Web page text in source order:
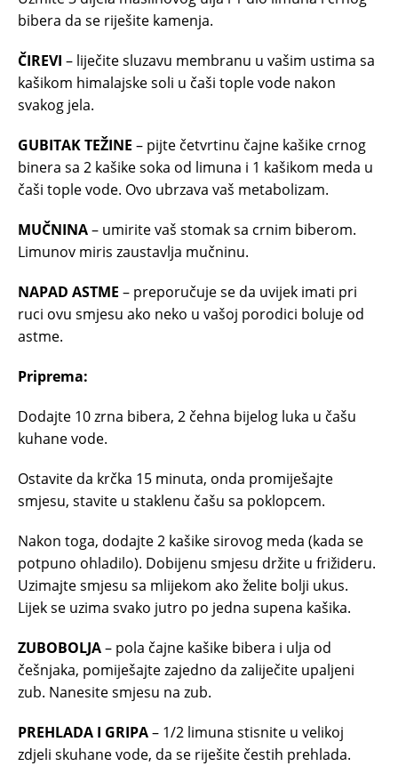
bibera da se riješite kamenja.
ČIREVI – liječite sluzavu membranu u vašim ustima sa
kašikom himalajske soli u čaši tople vode nakon
svakog jela.
GUBITAK TEŽINE – pijte četvrtinu čajne kašike crnog
binera sa 2 kašike soka od limuna i 1 kašikom meda u
čaši tople vode. Ovo ubrzava vaš metabolizam.
MUČNINA– umirite vaš stomak sa crnim biberom.
Limunov miris zaustavlja mučninu.
NAPAD ASTME – preporučuje se da uvijek imati pri
ruci ovu smjesu ako neko u vašoj porodici boluje od
astme.
Priprema:
Dodajte 10 zrna bibera, 2 čehna bijelog luka u čašu
kuhane vode.
Ostavite da krčka 15 minuta, onda promiješajte
smjesu, stavite u staklenu čašu sa poklopcem.
Nakon toga, dodajte 2 kašike sirovog meda (kada se
potpuno ohladilo). Dobijenu smjesu držite u frižideru.
Uzimajte smjesu sa mlijekom ako želite bolji ukus.
Lijek se uzima svako jutro po jedna supena kašika.
ZUBOBOLJA– pola čajne kašike bibera i ulja od
češnjaka, pomiješajte zajedno da zaliječite upaljeni
zub. Nanesite smjesu na zub.
PREHLADA I GRIPA– 1/2 limuna stisnite u velikoj
zdjeli skuhane vode, da se riješite čestih prehlada.